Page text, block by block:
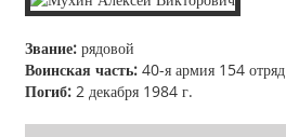
Звание: рядовой
Воинская часть: 40-я армия 154 отряд
Погиб: 2 декабря 1984 г.